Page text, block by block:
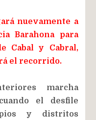
nuevamente a
Barahona para
Cabal y Cabral,
el recorrido.
marcha
el desfile
y distritos